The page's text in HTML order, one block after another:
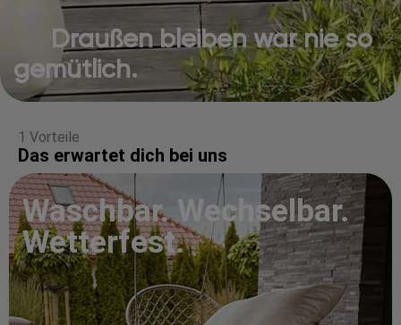
Draußen bleiben war nie so
gemütlich.
1 Vorteile
Das erwartet dich bei uns
Waschbar. Wechselbar.
Wetterfest.